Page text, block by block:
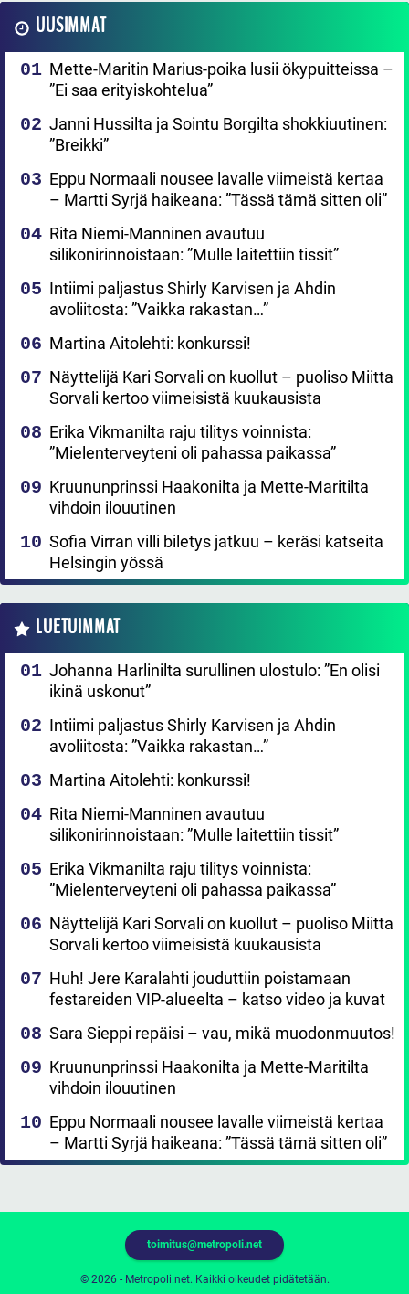
UUSIMMAT
Mette-Maritin Marius-poika lusii ökypuitteissa –
”Ei saa erityiskohtelua”
Janni Hussilta ja Sointu Borgilta shokkiuutinen:
”Breikki”
Eppu Normaali nousee lavalle viimeistä kertaa
– Martti Syrjä haikeana: ”Tässä tämä sitten oli”
Rita Niemi-Manninen avautuu
silikonirinnoistaan: ”Mulle laitettiin tissit”
Intiimi paljastus Shirly Karvisen ja Ahdin
avoliitosta: ”Vaikka rakastan…”
Martina Aitolehti: konkurssi!
Näyttelijä Kari Sorvali on kuollut – puoliso Miitta
Sorvali kertoo viimeisistä kuukausista
Erika Vikmanilta raju tilitys voinnista:
”Mielenterveyteni oli pahassa paikassa”
Kruununprinssi Haakonilta ja Mette-Maritilta
vihdoin ilouutinen
Sofia Virran villi biletys jatkuu – keräsi katseita
Helsingin yössä
LUETUIMMAT
Johanna Harlinilta surullinen ulostulo: ”En olisi
ikinä uskonut”
Intiimi paljastus Shirly Karvisen ja Ahdin
avoliitosta: ”Vaikka rakastan…”
Martina Aitolehti: konkurssi!
Rita Niemi-Manninen avautuu
silikonirinnoistaan: ”Mulle laitettiin tissit”
Erika Vikmanilta raju tilitys voinnista:
”Mielenterveyteni oli pahassa paikassa”
Näyttelijä Kari Sorvali on kuollut – puoliso Miitta
Sorvali kertoo viimeisistä kuukausista
Huh! Jere Karalahti jouduttiin poistamaan
festareiden VIP-alueelta – katso video ja kuvat
Sara Sieppi repäisi – vau, mikä muodonmuutos!
Kruununprinssi Haakonilta ja Mette-Maritilta
vihdoin ilouutinen
Eppu Normaali nousee lavalle viimeistä kertaa
– Martti Syrjä haikeana: ”Tässä tämä sitten oli”
© 2026 - Metropoli.net. Kaikki oikeudet pidätetään.
toimitus@metropoli.net